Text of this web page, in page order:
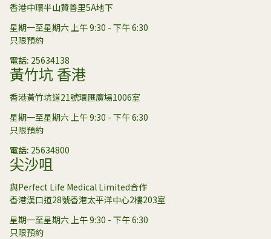
香港中環半山贊善里5A地下
星期一至星期六 上午 9:30 - 下午 6:30
只限預約
電話 25634138
黃竹坑 香港
香港黃竹坑道21號環匯廣場1006室
星期一至星期六 上午 9:30 - 下午 6:30
只限預約
電話 25634800
尖沙咀
與Perfect Life Medical Limited合作
香港漢口道28號香港太平洋中心2樓203室
星期一至星期六 上午 9:30 - 下午 6:30
只限預約